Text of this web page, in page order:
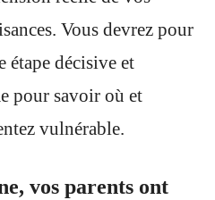
Vous devrez pour
décisive et
pour savoir où et
vulnérable.
vos parents ont